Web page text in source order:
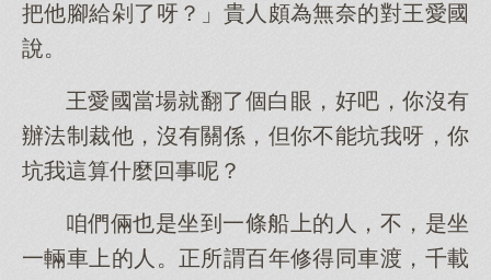
把他腳給剁了呀？」貴人頗為無奈的對王愛國
說。
王愛國當場就翻了個白眼，好吧，你沒有
辦法制裁他，沒有關係，但你不能坑我呀，你
坑我這算什麼回事呢？
咱們倆也是坐到一條船上的人，不，是坐
一輛車上的人。正所謂百年修得同車渡，千載